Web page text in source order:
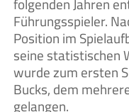
Führungsspieler.
Position im
seine statistischen
wurde zum ersten
Bucks, dem
gelangen.